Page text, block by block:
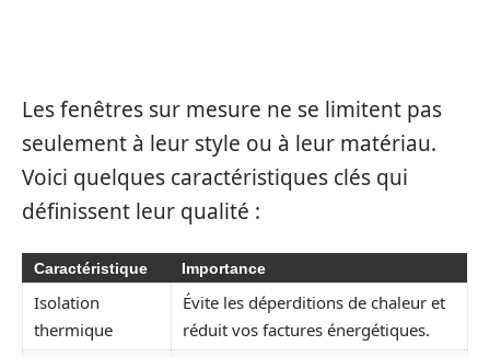
Les fenêtres sur mesure ne se limitent pas
seulement à leur style ou à leur matériau.
Voici quelques caractéristiques clés qui
définissent leur qualité :
Caractéristique Importance
Isolation
thermique
Évite les déperditions de chaleur et
réduit vos factures énergétiques.